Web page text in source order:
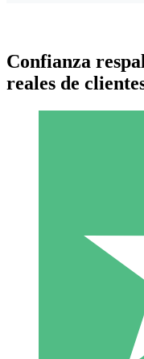
Paquetes
Paga según el uso
Confianza
reales de